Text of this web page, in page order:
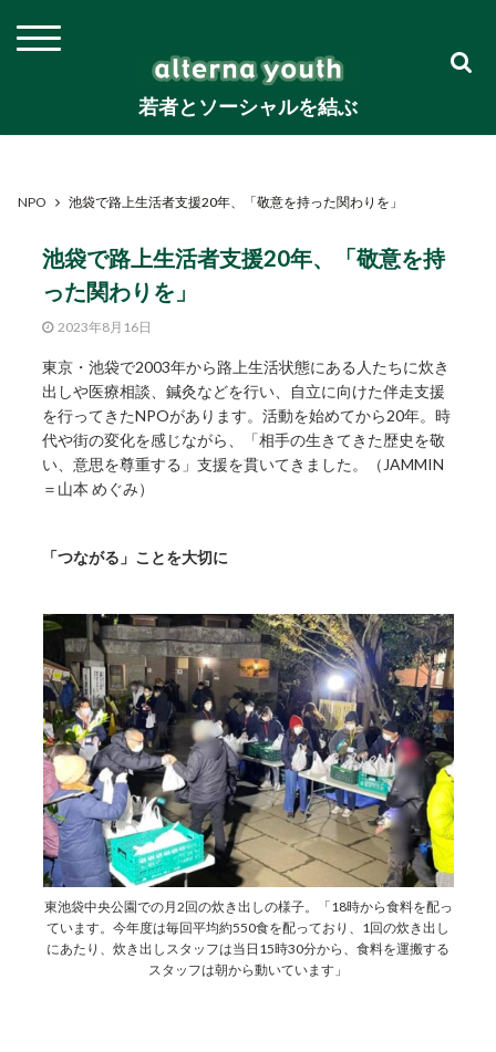
若者とソーシャルを結ぶ
NPO 池袋で路上生活者支援20年、「敬意を持った関わりを」
池袋で路上生活者支援20年、「敬意を持
った関わりを」
2023年8月16日
東京・池袋で2003年から路上生活状態にある人たちに炊き
出しや医療相談、鍼灸などを行い、自立に向けた伴走支援
を行ってきたNPOがあります。活動を始めてから20年。時
代や街の変化を感じながら、「相手の生きてきた歴史を敬
い、意思を尊重する」支援を貫いてきました。（JAMMIN
＝山本 めぐみ）
「つながる」ことを大切に
東池袋中央公園での月2回の炊き出しの様子。「18時から食料を配っ
ています。今年度は毎回平均約550食を配っており、1回の炊き出し
にあたり、炊き出しスタッフは当日15時30分から、食料を運搬する
スタッフは朝から動いています」